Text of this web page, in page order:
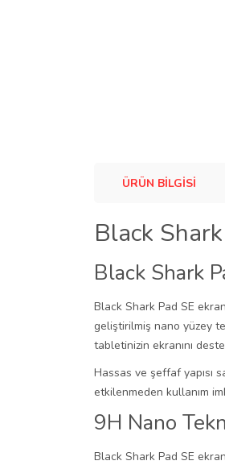
ÜRÜN BILGISI
Black
Black Shark
Black Shark Pad SE
geliştirilmiş nano yüzey
tabletinizin ekranını
Hassas ve şeffaf yapısı
etkilenmeden kullanım
9H Nano
Black Shark Pad SE